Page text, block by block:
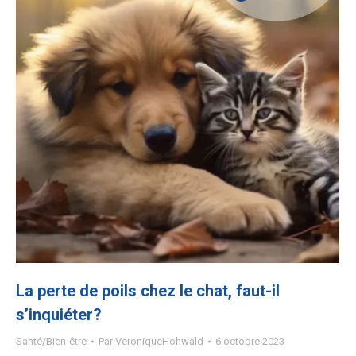
La perte de poils chez le chat, faut-il
s’inquiéter?
Santé/Bien-être Par VeroniqueHohwald 6 octobre 2023